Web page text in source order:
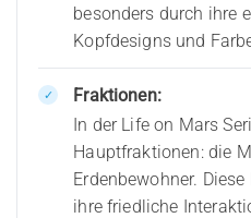
besonders durch ihre
Kopfdesigns und
Fraktionen:
In der Life on Mars
Hauptfraktionen: die
Erdenbewohner.
ihre friedliche